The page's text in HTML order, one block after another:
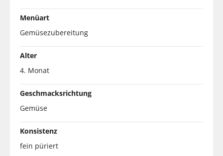
Menüart
Gemüsezubereitung
Alter
4. Monat
Geschmacksrichtung
Gemüse
Konsistenz
fein püriert